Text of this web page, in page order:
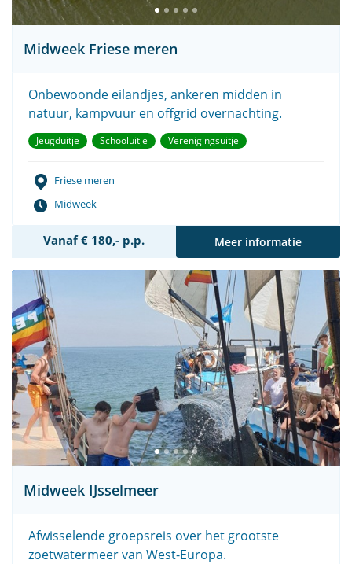
Midweek Friese meren
Onbewoonde eilandjes, ankeren midden in
natuur, kampvuur en offgrid overnachting.
Jeugduitje Schooluitje Verenigingsuitje
Friese meren
Midweek
Vanaf € 180,- p.p. Meer informatie
Midweek IJsselmeer
Afwisselende groepsreis over het grootste
zoetwatermeer van West-Europa.